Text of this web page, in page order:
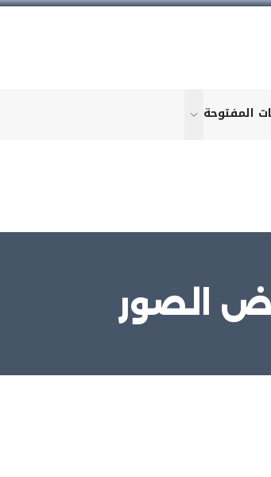
show submenu
المفتوحة show submenu for "More"
الصور